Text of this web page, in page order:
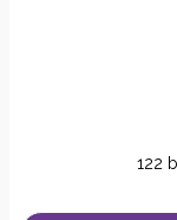
122